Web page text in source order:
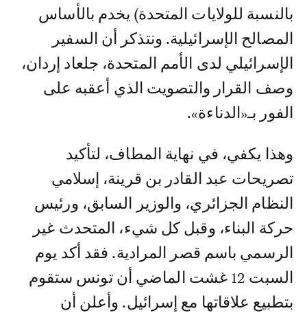
بالنسبة للولايات المتحدة) يخدم بالأساس
المصالح الإسرائيلية. ونتذكر أن السفير
الإسرائيلي لدى الأمم المتحدة، جلعاد إردان،
وصف القرار والتصويت الذي أعقبه على
الفور بـ«الدناءة».
وهذا يكفي، في نهاية المطاف، لتأكيد
تصريحات عبد القادر بن قرينة، إسلامي
النظام الجزائري، والوزير السابق، ورئيس
حركة البناء، وقبل كل شيء، المتحدث غير
الرسمي باسم قصر المرادية. فقد أكد يوم
السبت 12 غشت الماضي أن تونس ستقوم
بتطبيع علاقاتها مع إسرائيل. وأعلن أن